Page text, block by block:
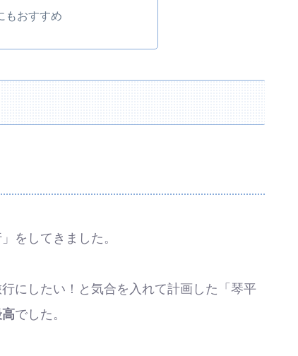
もおすすめ
をしてきました。
にしたい！と気合を入れて計画した「琴平
でした。